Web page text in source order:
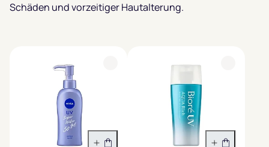
Schäden und vorzeitiger Hautalterung.